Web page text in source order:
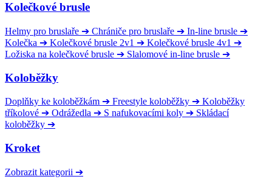
Kolečkové brusle
Helmy pro bruslaře ➔ Chrániče pro bruslaře ➔ In-line brusle ➔
Kolečka ➔ Kolečkové brusle 2v1 ➔ Kolečkové brusle 4v1 ➔
Ložiska na kolečkové brusle ➔ Slalomové in-line brusle ➔
Koloběžky
Doplňky ke koloběžkám ➔ Freestyle koloběžky ➔ Koloběžky
tříkolové ➔ Odrážedla ➔ S nafukovacími koly ➔ Skládací
koloběžky ➔
Kroket
Zobrazit kategorii ➔